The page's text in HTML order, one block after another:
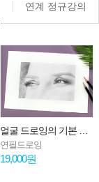
연계 정규강의
연필드로잉
19,000원